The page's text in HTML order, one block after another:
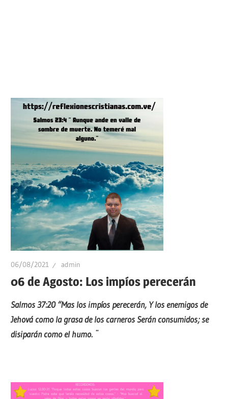
06/08/2021 admin
06 de Agosto: Los impíos perecerán
Salmos 37:20 “Mas los impíos perecerán, Y los enemigos de
Jehová como la grasa de los carneros Serán consumidos; se
disiparán como el humo. ¨